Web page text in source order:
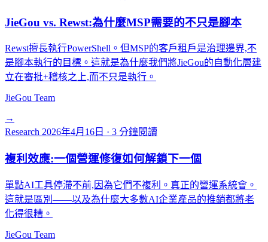
JieGou vs. Rewst:為什麼MSP需要的不只是腳本
Rewst擅長執行PowerShell。但MSP的客戶租戶是治理邊界,不
是腳本執行的目標。這就是為什麼我們將JieGou的自動化層建
立在審批+稽核之上,而不只是執行。
JieGou Team
→
Research 2026年4月16日 · 3 分鐘閱讀
複利效應:一個營運修復如何解鎖下一個
單點AI工具停滯不前,因為它們不複利。真正的營運系統會。
這就是區別——以及為什麼大多數AI企業產品的推銷都將老
化得很糟。
JieGou Team